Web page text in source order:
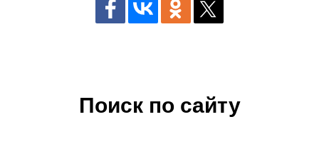
Поиск по сайту